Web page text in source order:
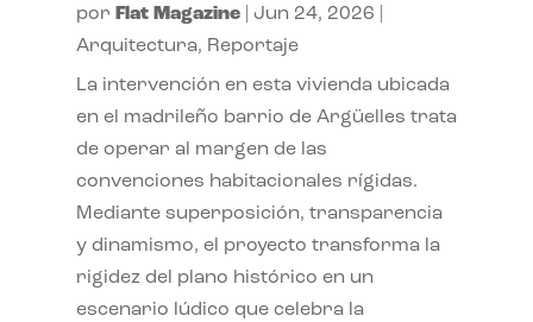
por Flat Magazine| Jun 24, 2026
Arquitectura, Reportaje
La intervención en esta vivienda ubicada
en el madrileño barrio de Argüelles trata
de operar al margen de las
convenciones habitacionales rígidas.
Mediante superposición, transparencia
y dinamismo, el proyecto transforma la
rigidez del plano histórico en un
escenario lúdico que celebra la